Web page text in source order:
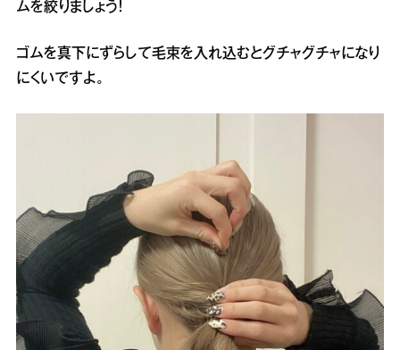
ムを絞りましょう！
ゴムを真下にずらして毛束を入れ込むとグチャグチャになり
にくいですよ。